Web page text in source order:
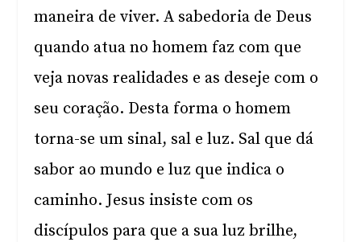
maneira de viver. A sabedoria de Deus
quando atua no homem faz com que
veja novas realidades e as deseje com o
seu coração. Desta forma o homem
torna-se um sinal, sal e luz. Sal que dá
sabor ao mundo e luz que indica o
caminho. Jesus insiste com os
discípulos para que a sua luz brilhe,